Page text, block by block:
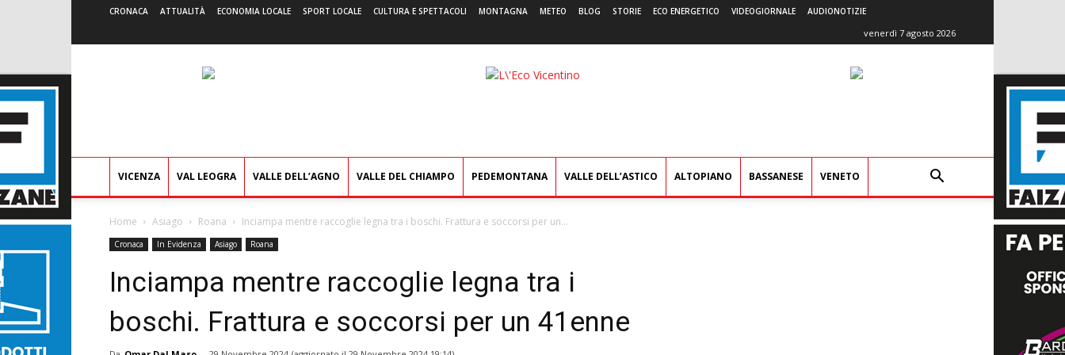
CRONACA ATTUALITÀ ECONOMIA LOCALE SPORT LOCALE CULTURA E SPETTACOLI MONTAGNA METEO BLOG STORIE ECO ENERGETICO VIDEOGIORNALE AUDIONOTIZIE
venerdì 7 agosto 2026
L'Eco
VICENZA VAL LEOGRA VALLE DELL’AGNO VALLE DEL CHIAMPO PEDEMONTANA VALLE DELL’ASTICO ALTOPIANO BASSANESE VENETO
Home Asiago Roana Inciampa mentre raccoglie legna tra i boschi. Frattura e soccorsi per un...
Cronaca In Evidenza Asiago Roana
Inciampa mentre raccoglie legna tra i
boschi. Frattura e soccorsi per un 41enne